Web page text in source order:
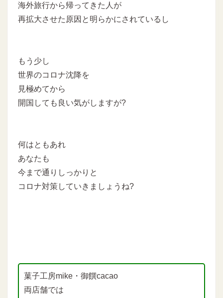
海外旅行から帰ってきた人が
再拡大させた原因と明らかにされているし
もう少し
世界のコロナ沈降を
見極めてから
開国しても良い気がしますが?
何はともあれ
あなたも
今まで通りしっかりと
コロナ対策していきましょうね?
菓子工房mike・御饌cacao
両店舗では